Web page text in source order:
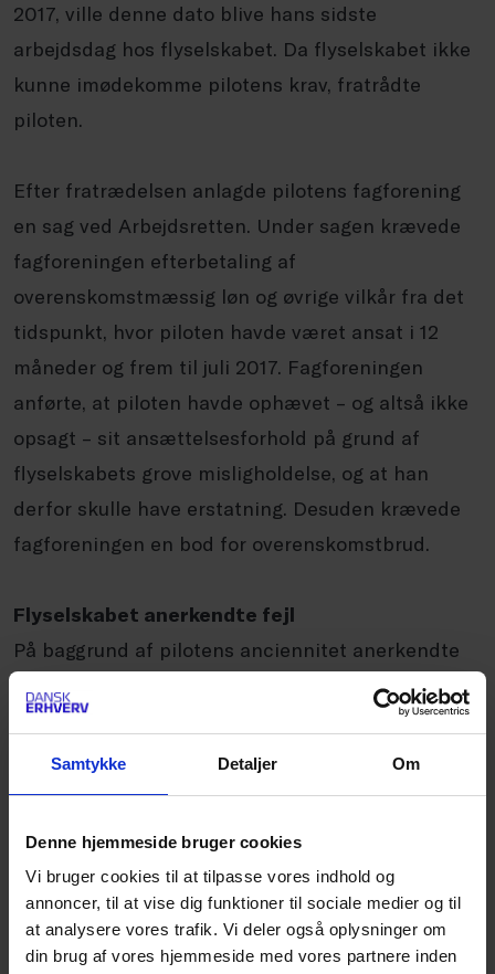
Samtykke Detaljer Om
Denne hjemmeside bruger cookies
Vi bruger cookies til at tilpasse vores indhold og
annoncer, til at vise dig funktioner til sociale medier og til
at analysere vores trafik. Vi deler også oplysninger om
din brug af vores hjemmeside med vores partnere inden
2017, ville denne dato blive hans sidste
arbejdsdag hos flyselskabet. Da flyselskabet ikke
kunne imødekomme pilotens krav, fratrådte
piloten.
Efter fratrædelsen anlagde pilotens fagforening
en sag ved Arbejdsretten. Under sagen krævede
fagforeningen efterbetaling af
overenskomstmæssig løn og øvrige vilkår fra det
tidspunkt, hvor piloten havde været ansat i 12
måneder og frem til juli 2017. Fagforeningen
anførte, at piloten havde ophævet – og altså ikke
opsagt – sit ansættelsesforhold på grund af
flyselskabets grove misligholdelse, og at han
derfor skulle have erstatning. Desuden krævede
fagforeningen en bod for overenskomstbrud.
Flyselskabet anerkendte fejl
På baggrund af pilotens anciennitet anerkendte
flyselskabet, at piloten skulle have efterbetalt
overenskomstmæssig løn og øvrige vilkår i
perioden fra han opnåede 12 måneders
anciennitet og indtil pilotens faktiske
Arbejdsrettens afgørelse
På baggrund af mailudvekslingen mellem piloten
og flyselskabet afviste Arbejdsretten, at pilotens